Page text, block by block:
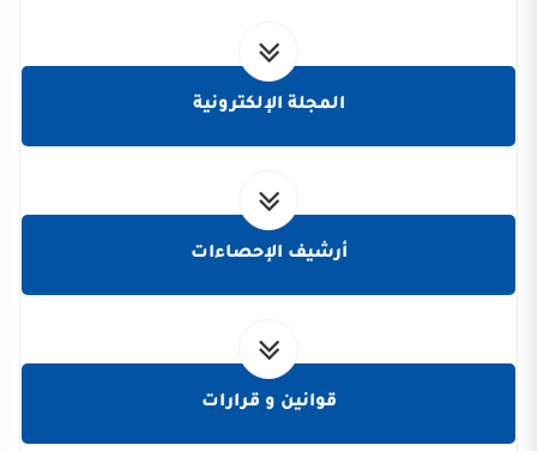
المجلة الإلكترونية
أرشيف الإحصاءات
قوانين و قرارات